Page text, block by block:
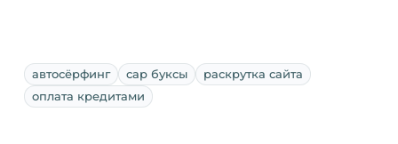
автосёрфинг сар буксы
раскрутка сайта
оплата кредитами